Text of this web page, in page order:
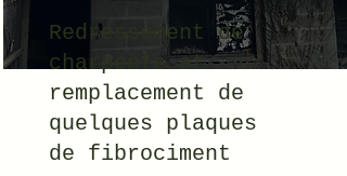
Redressement de
charpente et
remplacement de
quelques plaques
de fibrociment